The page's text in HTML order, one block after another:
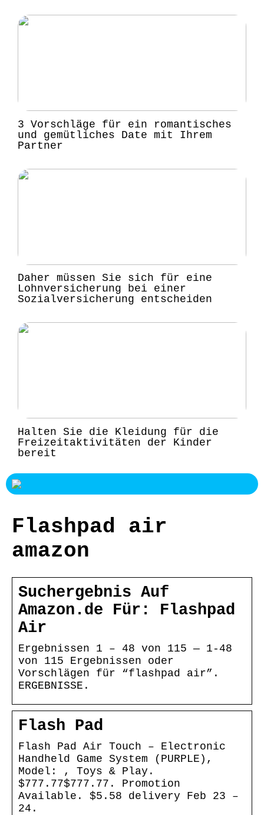
3 Vorschläge für ein romantisches
und gemütliches Date mit Ihrem
Partner
Daher müssen Sie sich für eine
Lohnversicherung bei einer
Sozialversicherung entscheiden
Halten Sie die Kleidung für die
Freizeitaktivitäten der Kinder
bereit
Flashpad air
amazon
Suchergebnis Auf
Amazon.de Für: Flashpad
Air
Ergebnissen 1 – 48 von 115 — 1-48
von 115 Ergebnissen oder
Vorschlägen für “flashpad air”.
ERGEBNISSE.
Flash Pad
Flash Pad Air Touch – Electronic
Handheld Game System (PURPLE),
Model: , Toys & Play.
$777.77$777.77. Promotion
Available. $5.58 delivery Feb 23 –
24.